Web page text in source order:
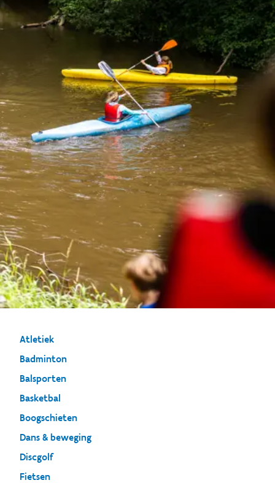
Atletiek
Badminton
Balsporten
Basketbal
Boogschieten
Dans & beweging
Discgolf
Fietsen